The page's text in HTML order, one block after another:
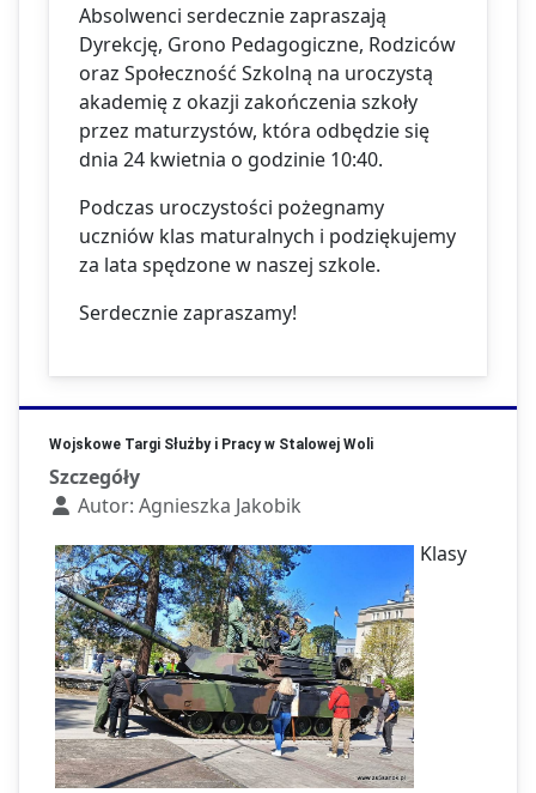
Absolwenci serdecznie zapraszają
Dyrekcję, Grono Pedagogiczne, Rodziców
oraz Społeczność Szkolną na uroczystą
akademię z okazji zakończenia szkoły
przez maturzystów, która odbędzie się
dnia 24 kwietnia o godzinie 10:40.
Podczas uroczystości pożegnamy
uczniów klas maturalnych i podziękujemy
za lata spędzone w naszej szkole.
Serdecznie zapraszamy!
Wojskowe Targi Służby i Pracy w Stalowej Woli
Szczegóły
Autor: Agnieszka Jakobik
Klasy